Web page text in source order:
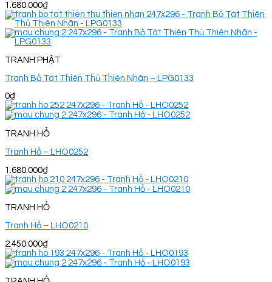
1.680.000₫
TRANH PHẬT
Tranh Bồ Tát Thiên Thủ Thiên Nhãn – LPG0133
0₫
TRANH HỔ
Tranh Hổ – LHO0252
1.680.000₫
TRANH HỔ
Tranh Hổ – LHO0210
2.450.000₫